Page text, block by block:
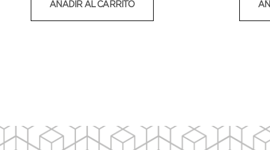
AÑADIR AL CARRITO